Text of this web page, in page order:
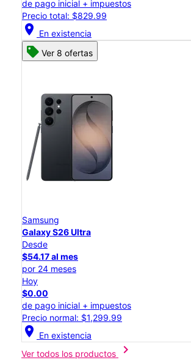
de pago inicial + impuestos
Precio total: $829.99
location_on En existencia
Ver 8 ofertas
Samsung
Galaxy S26 Ultra
Desde
$54.17 al mes
por 24 meses
Hoy
$0.00
de pago inicial + impuestos
Precio normal: $1,299.99
location_on En existencia
Ver todos los productos
chevron_right